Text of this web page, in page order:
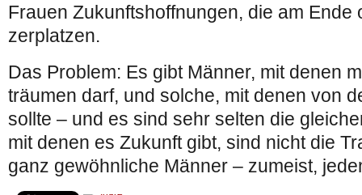
Frauen Zukunftshoffnungen, die am Ende
zerplatzen.
Das Problem: Es gibt Männer, mit denen
träumen darf, und solche, mit denen von
sollte – und es sind sehr selten die
mit denen es Zukunft gibt, sind nicht die
ganz gewöhnliche Männer – zumeist,